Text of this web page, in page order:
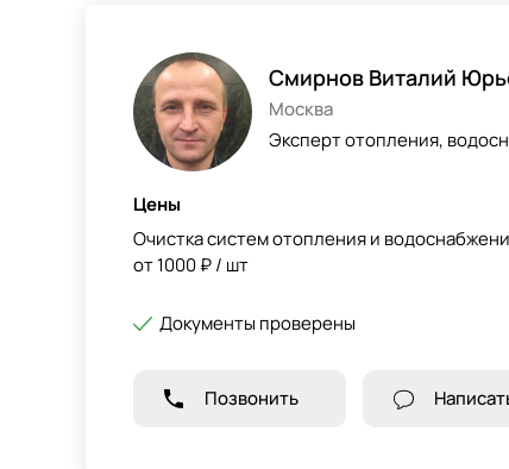
Смирнов Виталий
Москва
Эксперт отопления,
Цены
Очистка систем отопления и
от 1000 ₽ / шт
Документы проверены
Позвонить